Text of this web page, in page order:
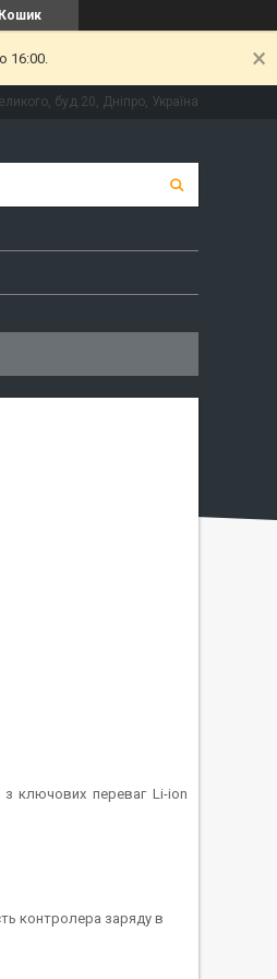
Кошик
16:00.
буд.20, Дніпро, Україна
ключових переваг Li-ion
контролера заряду в